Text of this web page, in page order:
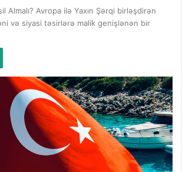
Almalı? Avropa ilə Yaxın Şərqi birləşdirən
və siyasi təsirlərə malik genişlənən bir